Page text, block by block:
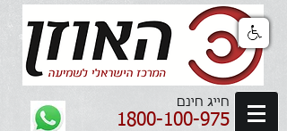
חייג חינם
1800-100-975